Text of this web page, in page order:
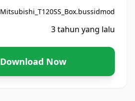
Mitsubishi_T120SS_Box.bussidmod
3 tahun yang lalu
Download Now